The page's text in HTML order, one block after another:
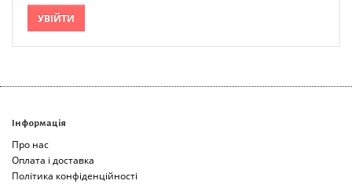
Інформація
Про нас
Оплата і доставка
Політика конфіденційності